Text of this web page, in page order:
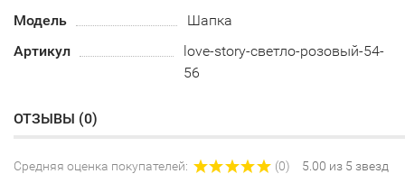
Модель
Шапка
Артикул
love-story-светло-розовый-54-
56
ОТЗЫВЫ (0)
Средняя оценка покупателей: (0) 5.00 из 5 звезд